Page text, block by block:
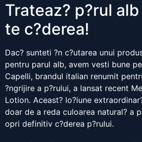
Trateaz? p?rul
te c?derea!
Dac? sunteti ?n c?utarea unui
pentru parul alb, avem vesti bune
Capelli, brandul italian renumit
?ngrijire a p?rului, a lansat recent
Lotion. Aceast? lo?iune
doar de a reda culoarea natural? a
opri definitiv c?derea p?rului.